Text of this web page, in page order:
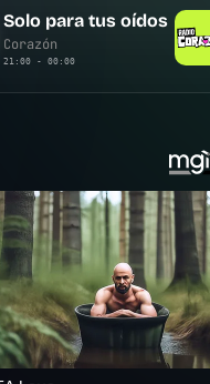
Solo para tus oídos
Corazón
21:00 - 00:00